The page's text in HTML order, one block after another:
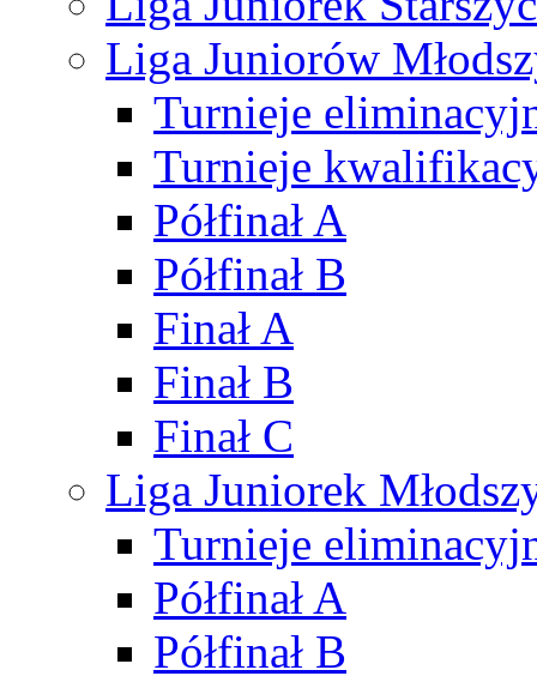
Liga Juniorów
Turnieje
Turnieje
Półfinał A
Półfinał B
Finał A
Finał B
Finał C
Liga Juniorek
Turnieje
Półfinał A
Półfinał B